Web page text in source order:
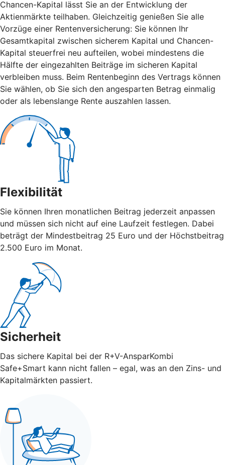
Chancen-Kapital lässt Sie an der Entwicklung der
Aktienmärkte teilhaben. Gleichzeitig genießen Sie alle
Vorzüge einer Rentenversicherung: Sie können Ihr
Gesamtkapital zwischen sicherem Kapital und Chancen-
Kapital steuerfrei neu aufteilen, wobei mindestens die
Hälfte der eingezahlten Beiträge im sicheren Kapital
verbleiben muss. Beim Rentenbeginn des Vertrags können
Sie wählen, ob Sie sich den angesparten Betrag einmalig
oder als lebenslange Rente auszahlen lassen.
Flexibilität
Sie können Ihren monatlichen Beitrag jederzeit anpassen
und müssen sich nicht auf eine Laufzeit festlegen. Dabei
beträgt der Mindestbeitrag 25 Euro und der Höchstbeitrag
2.500 Euro im Monat.
Sicherheit
Das sichere Kapital bei der R+V-AnsparKombi
Safe+Smart kann nicht fallen – egal, was an den Zins- und
Kapitalmärkten passiert.